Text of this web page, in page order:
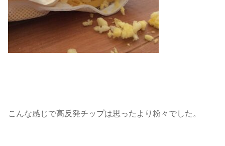
こんな感じで高反発チップは思ったより粉々でした。